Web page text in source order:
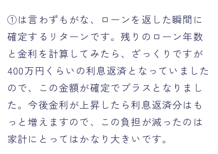
①は言わずもがな、ローンを返した瞬間に
確定するリターンです。残りのローン年数
と金利を計算してみたら、ざっくりですが
400万円くらいの利息返済となっていました
ので、この金額が確定でプラスとなりまし
た。今後金利が上昇したら利息返済分はも
っと増えますので、この負担が減ったのは
家計にとってはかなり大きいです。